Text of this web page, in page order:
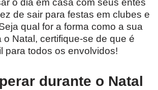
o dia em casa com seus entes
de sair para festas em clubes e
qual for a forma como a sua
o Natal, certifique-se de que é
para todos os envolvidos!
durante o Natal